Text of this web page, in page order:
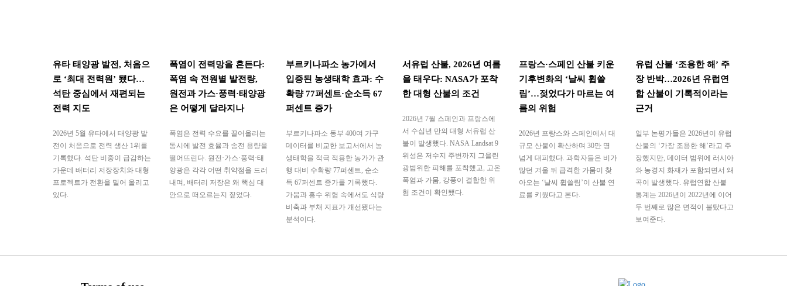
유타 태양광 발전, 처음으
로 ‘최대 전력원’ 됐다…
석탄 중심에서 재편되는
전력 지도
2026년 5월 유타에서 태양광 발
전이 처음으로 전력 생산 1위를
기록했다. 석탄 비중이 급감하는
가운데 배터리 저장장치와 대형
프로젝트가 전환을 밀어 올리고
있다.
폭염이 전력망을 흔든다:
폭염 속 전원별 발전량,
원전과 가스·풍력·태양광
은 어떻게 달라지나
폭염은 전력 수요를 끌어올리는
동시에 발전 효율과 송전 용량을
떨어뜨린다. 원전·가스·풍력·태
양광은 각각 어떤 취약점을 드러
내며, 배터리 저장은 왜 핵심 대
안으로 떠오르는지 짚었다.
부르키나파소 농가에서
입증된 농생태학 효과: 수
확량 77퍼센트·순소득 67
퍼센트 증가
부르키나파소 동부 400여 가구
데이터를 비교한 보고서에서 농
생태학을 적극 적용한 농가가 관
행 대비 수확량 77퍼센트, 순소
득 67퍼센트 증가를 기록했다.
가뭄과 홍수 위험 속에서도 식량
비축과 부채 지표가 개선됐다는
분석이다.
서유럽 산불, 2026년 여름
을 태우다: NASA가 포착
한 대형 산불의 조건
2026년 7월 스페인과 프랑스에
서 수십년 만의 대형 서유럽 산
불이 발생했다. NASA Landsat 9
위성은 저수지 주변까지 그을린
광범위한 피해를 포착했고, 고온
폭염과 가뭄, 강풍이 결합한 위
험 조건이 확인됐다.
프랑스·스페인 산불 키운
기후변화의 ‘날씨 휩쓸
림’…젖었다가 마르는 여
름의 위험
2026년 프랑스와 스페인에서 대
규모 산불이 확산하며 30만 명
넘게 대피했다. 과학자들은 비가
많던 겨울 뒤 급격한 가뭄이 찾
아오는 ‘날씨 휩쓸림’이 산불 연
료를 키웠다고 본다.
유럽 산불 ‘조용한 해’ 주
장 반박…2026년 유럽연
합 산불이 기록적이라는
근거
일부 논평가들은 2026년이 유럽
산불의 ‘가장 조용한 해’라고 주
장했지만, 데이터 범위에 러시아
와 농경지 화재가 포함되면서 왜
곡이 발생했다. 유럽연합 산불
통계는 2026년이 2022년에 이어
두 번째로 많은 면적이 불탔다고
보여준다.